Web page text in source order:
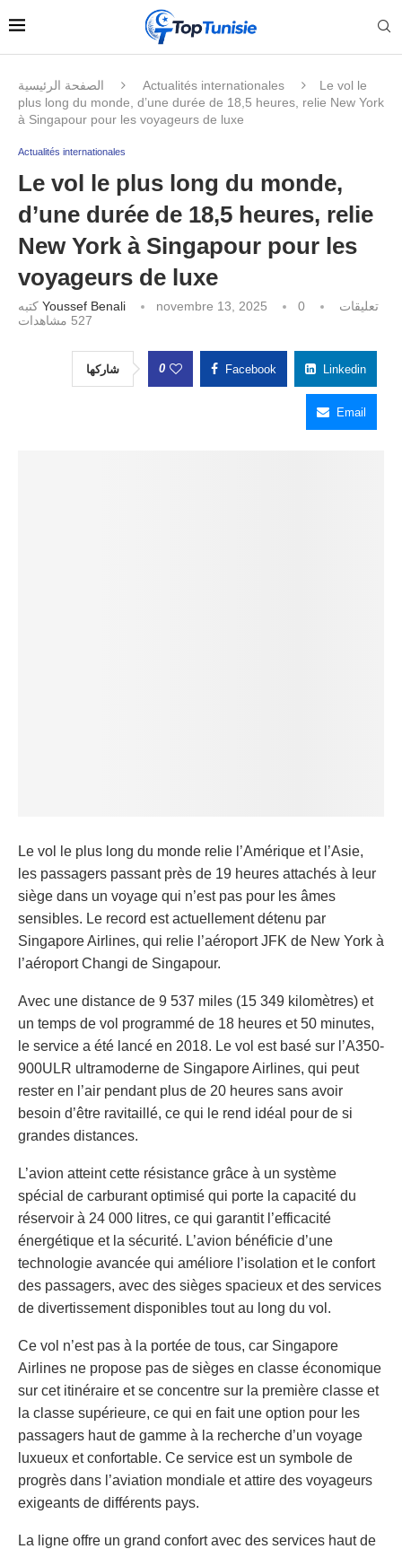
الصفحة الرئيسية Actualités internationales
Le vol le
plus long du monde, d’une durée de 18,5 heures, relie New York
à Singapour pour les voyageurs de luxe
Actualités internationales
Le vol le plus long du monde,
d’une durée de 18,5 heures, relie
New York à Singapour pour les
voyageurs de luxe
Youssef Benali novembre 13, 2025
0 تعليقات
527 مشاهدات
شاركها 0 Facebook Linkedin
Email
Le vol le plus long du monde relie l’Amérique et l’Asie,
les passagers passant près de 19 heures attachés à leur
siège dans un voyage qui n’est pas pour les âmes
sensibles. Le record est actuellement détenu par
Singapore Airlines, qui relie l’aéroport JFK de New York à
l’aéroport Changi de Singapour.
Avec une distance de 9 537 miles (15 349 kilomètres) et
un temps de vol programmé de 18 heures et 50 minutes,
le service a été lancé en 2018. Le vol est basé sur l’A350-
900ULR ultramoderne de Singapore Airlines, qui peut
rester en l’air pendant plus de 20 heures sans avoir
besoin d’être ravitaillé, ce qui le rend idéal pour de si
grandes distances.
L’avion atteint cette résistance grâce à un système
spécial de carburant optimisé qui porte la capacité du
réservoir à 24 000 litres, ce qui garantit l’efficacité
énergétique et la sécurité. L’avion bénéficie d’une
technologie avancée qui améliore l’isolation et le confort
des passagers, avec des sièges spacieux et des services
de divertissement disponibles tout au long du vol.
Ce vol n’est pas à la portée de tous, car Singapore
Airlines ne propose pas de sièges en classe économique
sur cet itinéraire et se concentre sur la première classe et
la classe supérieure, ce qui en fait une option pour les
passagers haut de gamme à la recherche d’un voyage
luxueux et confortable. Ce service est un symbole de
progrès dans l’aviation mondiale et attire des voyageurs
exigeants de différents pays.
La ligne offre un grand confort avec des services haut de